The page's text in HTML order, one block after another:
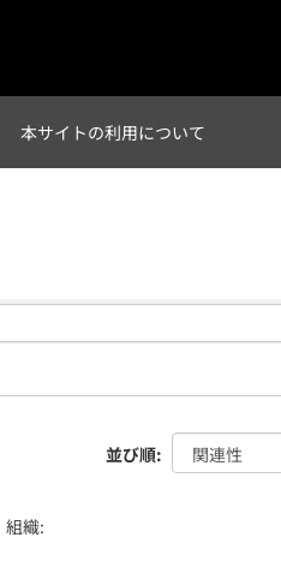
本サイトの利用について
並び順
組織: